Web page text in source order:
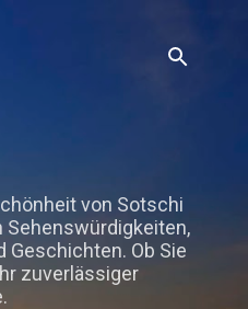
von Sotschi
Ob Sie
zuverlässiger